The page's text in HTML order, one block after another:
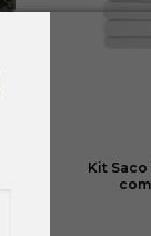
Kit Saco